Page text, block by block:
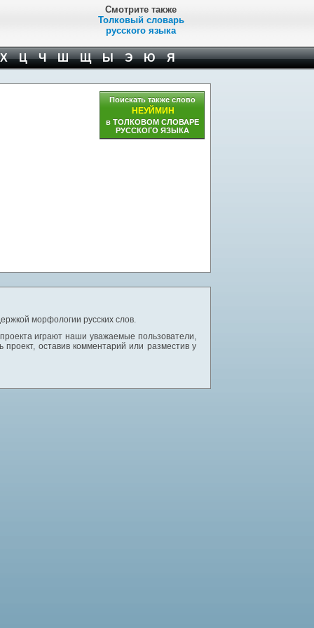
Смотрите также
Толковый словарь
русского языка
Ц Ч Ш Щ Ы Э Ю Я
Поискать также слово
НЕУЙМИН
в ТОЛКОВОМ СЛОВАРЕ
РУССКОГО ЯЗЫКА
морфологии русских слов.
играют наши уважаемые пользователи,
оставив комментарий или разместив у